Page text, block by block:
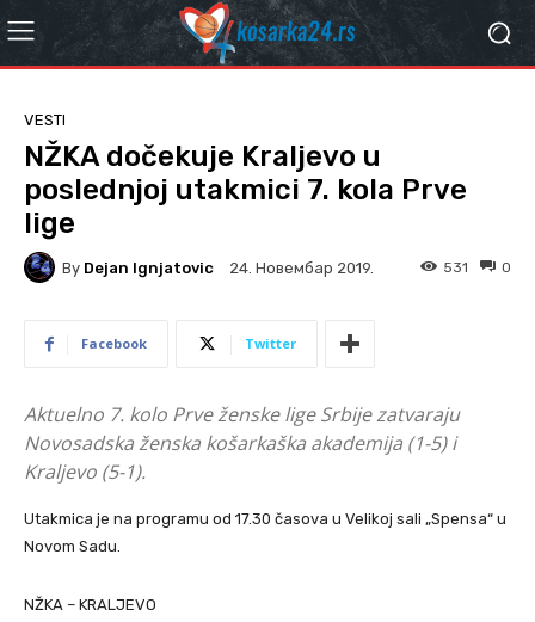
VESTI
NŽKA dočekuje Kraljevo u
poslednjoj utakmici 7. kola Prve
lige
By Dejan Ignjatovic 24. Новембар 2019. 0
531
Facebook Twitter
Aktuelno 7. kolo Prve ženske lige Srbije zatvaraju
Novosadska ženska košarkaška akademija (1-5) i
Kraljevo (5-1).
Utakmica je na programu od 17.30 časova u Velikoj sali „Spensa“ u
Novom Sadu.
NŽKA – KRALJEVO